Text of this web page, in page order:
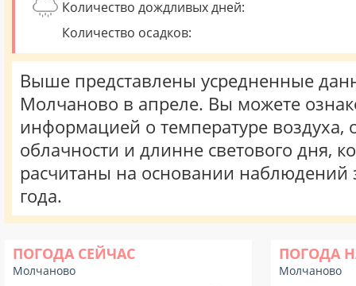
Количество дождливых дней:
Количество осадков:
Выше представлены усредненные
Молчаново в апреле. Вы можете
информацией о температуре воздуха,
облачности и длинне светового дня,
расчитаны на основании наблюдений
года.
ПОГОДА СЕЙЧАС
Молчаново
ПОГОДА
Молчаново